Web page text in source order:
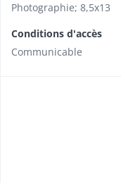
Photographie; 8,5x13
Conditions d'accès
Communicable